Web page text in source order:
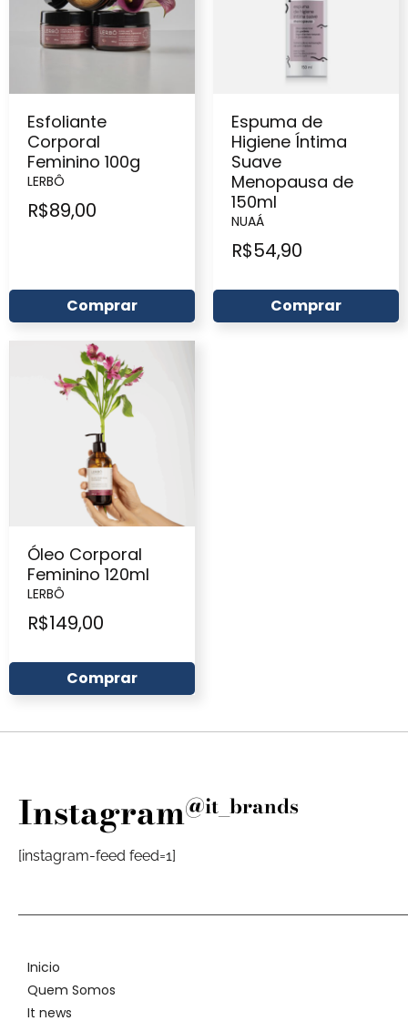
Esfoliante
Corporal
Feminino 100g
LERBÔ
R$89,00
Comprar
Espuma de
Higiene Íntima
Suave
Menopausa de
150ml
NUAÁ
R$54,90
Comprar
Óleo Corporal
Feminino 120ml
LERBÔ
R$149,00
Comprar
Instagram@it_brands
[instagram-feed feed=1]
Inicio
Quem Somos
It news